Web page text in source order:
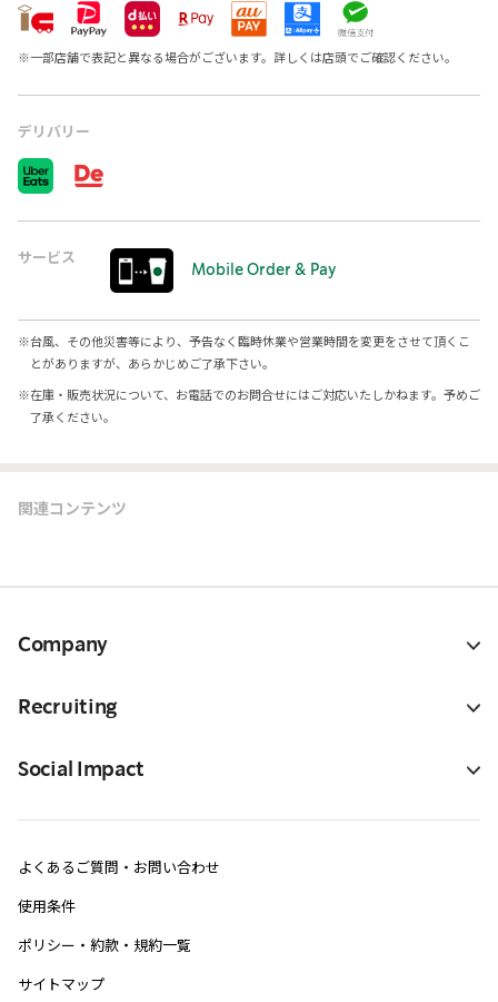
※一部店舗で表記と異なる場合がございます。詳しくは店頭でご確認ください。
デリバリー
サービス
Mobile Order & Pay
※台風、その他災害等により、予告なく臨時休業や営業時間を変更をさせて頂くこ
とがありますが、あらかじめご了承下さい。
※在庫・販売状況について、お電話でのお問合せにはご対応いたしかねます。予めご
了承ください。
関連コンテンツ
Company
Recruiting
Social Impact
よくあるご質問・お問い合わせ
使用条件
ポリシー・約款・規約一覧
サイトマップ